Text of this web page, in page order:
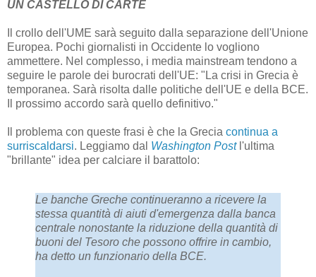
UN CASTELLO DI CARTE
Il crollo dell'UME sarà seguito dalla separazione dell'Unione
Europea. Pochi giornalisti in Occidente lo vogliono
ammettere. Nel complesso, i media mainstream tendono a
seguire le parole dei burocrati dell'UE: "La crisi in Grecia è
temporanea. Sarà risolta dalle politiche dell'UE e della BCE.
Il prossimo accordo sarà quello definitivo."
Il problema con queste frasi è che la Grecia continua a
surriscaldarsi. Leggiamo dal Washington Postl'ultima
"brillante" idea per calciare il barattolo:
Le banche Greche continueranno a ricevere la
stessa quantità di aiuti d'emergenza dalla banca
centrale nonostante la riduzione della quantità di
buoni del Tesoro che possono offrire in cambio,
ha detto un funzionario della BCE.